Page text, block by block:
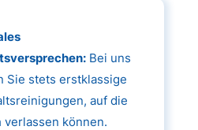
Bei uns
Sie stets erstklassige
auf die
verlassen können.